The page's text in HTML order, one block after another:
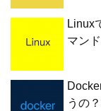
Linux
マン
うの？